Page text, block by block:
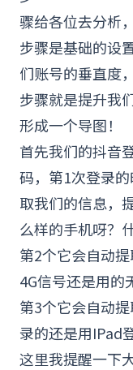
骤给各位去分析
步骤是基础的设
们账号的垂直度
步骤就是提升我
形成一个导图！
首先我们的抖音
码，第1次登录
取我们的信息，
么样的手机呀？
第2个它会自动
4G信号还是用的
第3个它会自动
录的还是用IPad
这里我提醒一下